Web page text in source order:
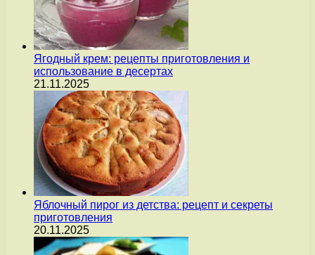
Ягодный крем: рецепты приготовления и
использование в десертах
21.11.2025
Яблочный пирог из детства: рецепт и секреты
приготовления
20.11.2025